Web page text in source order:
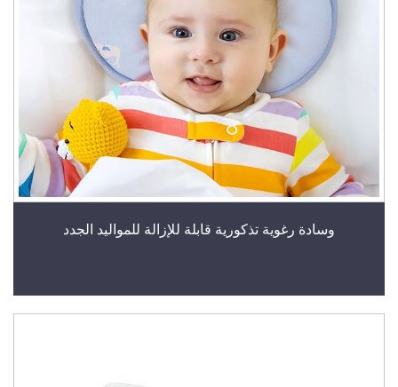
وسادة رغوية تذكورية قابلة للإزالة للمواليد الجدد